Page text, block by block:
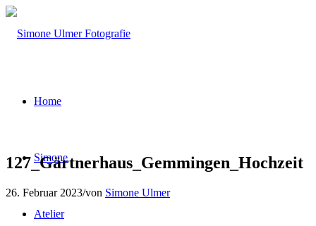
Home
Simone
Atelier
127_Gärtnerhaus_Gemmingen_Hochzeit
26. Februar 2023/von Simone Ulmer